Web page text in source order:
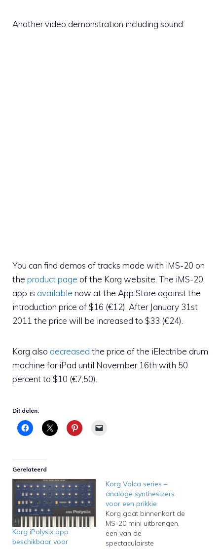
Another video demonstration including sound:
You can find demos of tracks made with iMS-20 on
the product page of the Korg website. The iMS-20
app is available now at the App Store against the
introduction price of $16 (€12). After January 31st
2011 the price will be increased to $33 (€24).
Korg also decreased the price of the iElectribe drum
machine for iPad until November 16th with 50
percent to $10 (€7,50).
Dit delen:
Gerelateerd
Korg iPolysix app
beschikbaar voor
Korg Volca series –
analoge synthesizers
voor een prikkie
Korg gaat binnenkort de
MS-20 mini uitbrengen,
een van de
spectaculairste